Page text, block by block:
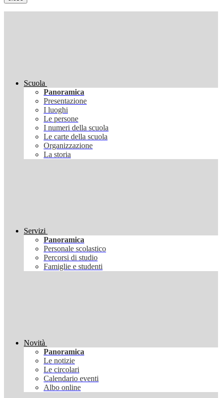
Scuola
Panoramica
Presentazione
I luoghi
Le persone
I numeri della scuola
Le carte della scuola
Organizzazione
La storia
Servizi
Panoramica
Personale scolastico
Percorsi di studio
Famiglie e studenti
Novità
Panoramica
Le notizie
Le circolari
Calendario eventi
Albo online